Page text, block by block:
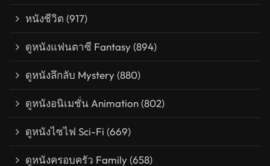
หนังชีวิต (917)
ดูหนังแฟนตาซี Fantasy(894)
ดูหนังลึกลับ Mystery(880)
ดูหนังอนิเมชั่น Animation(802)
ดูหนังไซไฟ Sci-Fi (669)
ดูหนังครอบครัว Family(658)